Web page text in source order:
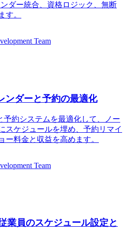
ダー統合、資格ロジック、無断
す。
Team
ンダーと予約の最適化
予約システムを最適化して、ノー
スケジュールを埋め、予約リマイ
ー料金と収益を高めます。
Team
業員のスケジュール設定と